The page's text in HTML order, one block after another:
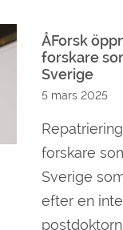
ÅForsk
forskare
Sverige
5 mars 2025
forskare
Sverige
efter en